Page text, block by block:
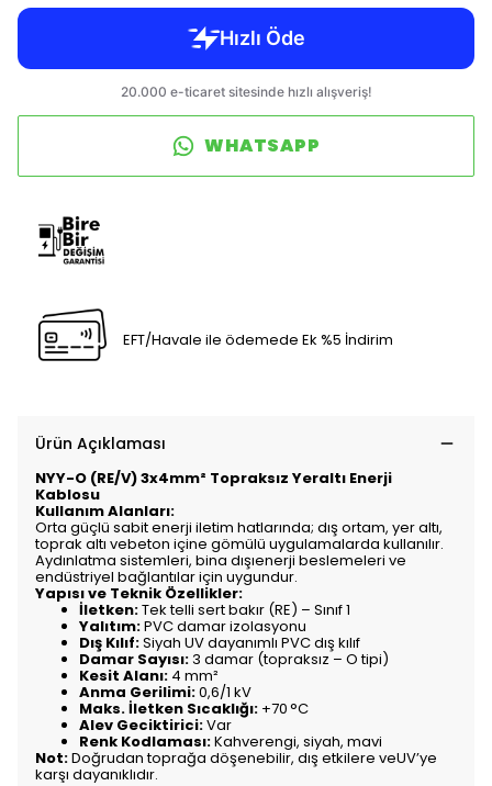
WHATSAPP
EFT/Havale ile ödemede Ek %5 İndirim
Ürün Açıklaması
NYY-O (RE/V) 3x4mm² Topraksız Yeraltı Enerji
Kablosu
Kullanım Alanları:
Orta güçlü sabit enerji iletim hatlarında; dış ortam, yer altı,
toprak altı vebeton içine gömülü uygulamalarda kullanılır.
Aydınlatma sistemleri, bina dışıenerji beslemeleri ve
endüstriyel bağlantılar için uygundur.
Yapısı ve Teknik Özellikler:
İletken:Tek telli sert bakır (RE) – Sınıf 1
Yalıtım:PVC damar izolasyonu
Dış Kılıf:Siyah UV dayanımlı PVC dış kılıf
Damar Sayısı:3 damar (topraksız – O tipi)
Kesit Alanı: 4 mm²
Anma Gerilimi:0,6/1 kV
Maks. İletken Sıcaklığı: +70 °C
Alev Geciktirici:Var
Renk Kodlaması:Kahverengi, siyah, mavi
Not:Doğrudan toprağa döşenebilir, dış etkilere veUV’ye
karşı dayanıklıdır.